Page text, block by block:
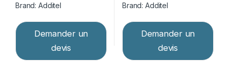
Brand:Additel
Demander un
devis
Brand:Additel
Demander un
devis